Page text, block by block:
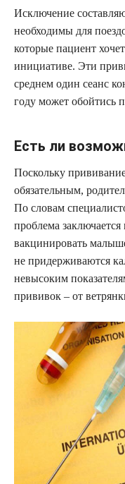
Исключение
необходимы для
которые пациент
инициативе. Эти
среднем один сеанс
году может обойтись
Есть ли
Поскольку
обязательным,
По словам
проблема
вакцинировать
не придерживаются
невысоким
прививок – от